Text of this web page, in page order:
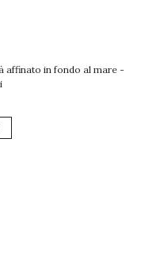
affinato in fondo al mare -